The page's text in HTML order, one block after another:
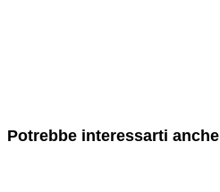
Potrebbe interessarti anche